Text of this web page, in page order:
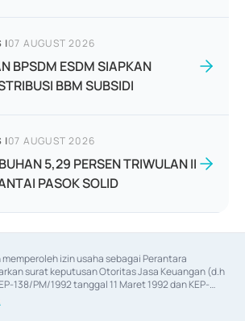
|07 AUGUST 2026
BPSDM ESDM SIAPKAN
BBM SUBSIDI
|07 AUGUST 2026
5,29 PERSEN TRIWULAN II
PASOK SOLID
memperoleh izin usaha sebagai Perantara
surat keputusan Otoritas Jasa Keuangan (d.h
138/PM/1992 tanggal 11 Maret 1992 dan KEP-
Februari 2014, izin usaha sebagai Penjamin Emisi
Otoritas Jasa Keuangan Nomor KEP-